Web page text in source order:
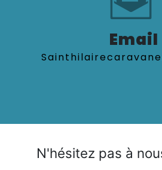
Email
N'hésitez pas à